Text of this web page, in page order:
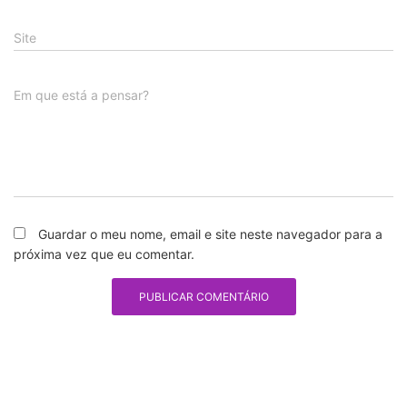
Site
Em que está a pensar?
Guardar o meu nome, email e site neste navegador para a
próxima vez que eu comentar.